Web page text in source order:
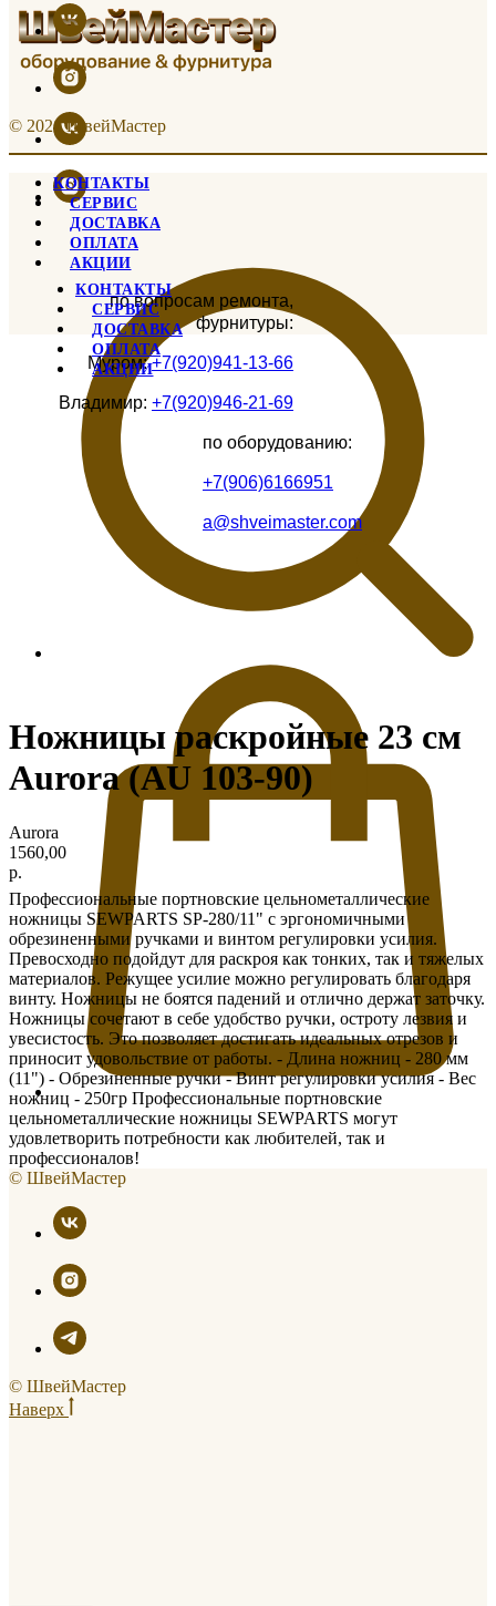
© 2021 ШвейМастер
КОНТАКТЫ
СЕРВИС
ДОСТАВКА
ОПЛАТА
АКЦИИ
по вопросам ремонта,
фурнитуры:
Муром:+7(920)941-13-66
Владимир: +7(920)946-21-69
по оборудованию:
+7(906)6166951
a@shveimaster.com
КОНТАКТЫ
СЕРВИС
ДОСТАВКА
ОПЛАТА
АКЦИИ
Ножницы раскройные 23 см
Aurora (AU 103-90)
Aurora
1560,00
р.
Профессиональные портновские цельнометаллические
ножницы SEWPARTS SP-280/11" с эргономичными
обрезиненными ручками и винтом регулировки усилия.
Превосходно подойдут для раскроя как тонких, так и тяжелых
материалов. Режущее усилие можно регулировать благодаря
винту. Ножницы не боятся падений и отлично держат заточку.
Ножницы сочетают в себе удобство ручки, остроту лезвия и
увесистость. Это позволяет достигать идеальных отрезов и
приносит удовольствие от работы. - Длина ножниц - 280 мм
(11") - Обрезиненные ручки - Винт регулировки усилия - Вес
ножниц - 250гр Профессиональные портновские
цельнометаллические ножницы SEWPARTS могут
удовлетворить потребности как любителей, так и
профессионалов!
© ШвейМастер
© ШвейМастер
Наверх